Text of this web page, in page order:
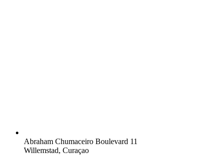
Abraham Chumaceiro Boulevard 11
Willemstad, Curaçao